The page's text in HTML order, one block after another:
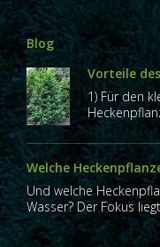
Blog
Vorteile
1) Für den
Welche
Und welche
Wasser? Der Fokus